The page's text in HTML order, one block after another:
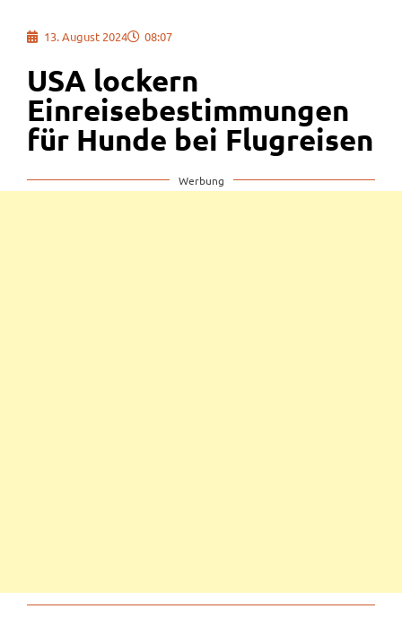
13. August 2024 08:07
USA lockern
Einreisebestimmungen
für Hunde bei Flugreisen
Werbung